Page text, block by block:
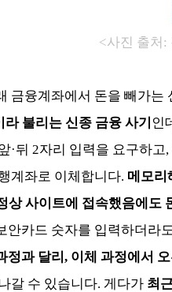
<사진 출처:
금융계좌에서 돈을 빼가
불리는 신종 금융 사기 인
·뒤 2자리 입력을 요구하
계좌로 이체합니다. 메모리
상 사이트에 접속했음에도
안카드 숫자를 입력하더라
정과 달리, 이체 과정에서
갈 수 있습니다. 게다가 최